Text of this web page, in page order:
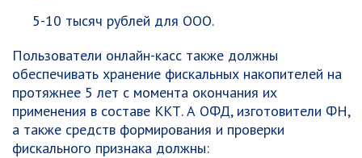
5-10 тысяч рублей для ООО.
Пользователи онлайн-касс также должны
обеспечивать хранение фискальных накопителей на
протяжнее 5 лет с момента окончания их
применения в составе ККТ. А ОФД, изготовители ФН,
а также средств формирования и проверки
фискального признака должны: